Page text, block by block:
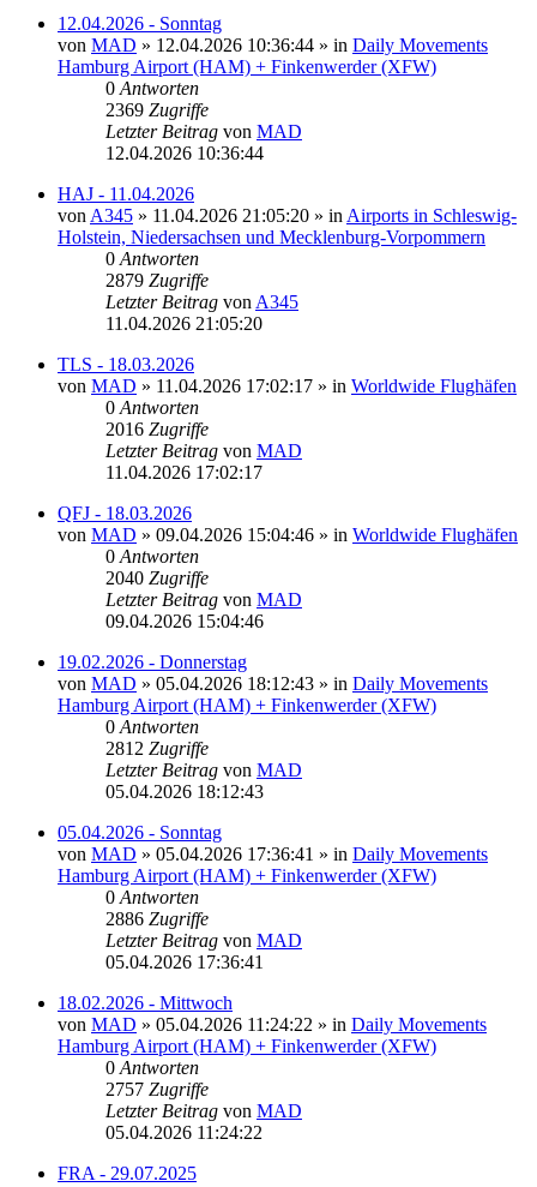
12.04.2026 - Sonntag
von MAD » 12.04.2026 10:36:44 » in Daily Movements
Hamburg Airport (HAM) + Finkenwerder (XFW)
0 Antworten
2369 Zugriffe
Letzter Beitrag von MAD
12.04.2026 10:36:44
HAJ - 11.04.2026
von A345 » 11.04.2026 21:05:20 » in Airports in Schleswig-
Holstein, Niedersachsen und Mecklenburg-Vorpommern
0 Antworten
2879 Zugriffe
Letzter Beitrag von A345
11.04.2026 21:05:20
TLS - 18.03.2026
von MAD » 11.04.2026 17:02:17 » in Worldwide Flughäfen
0 Antworten
2016 Zugriffe
Letzter Beitrag von MAD
11.04.2026 17:02:17
QFJ - 18.03.2026
von MAD » 09.04.2026 15:04:46 » in Worldwide Flughäfen
0 Antworten
2040 Zugriffe
Letzter Beitrag von MAD
09.04.2026 15:04:46
19.02.2026 - Donnerstag
von MAD » 05.04.2026 18:12:43 » in Daily Movements
Hamburg Airport (HAM) + Finkenwerder (XFW)
0 Antworten
2812 Zugriffe
Letzter Beitrag von MAD
05.04.2026 18:12:43
05.04.2026 - Sonntag
von MAD » 05.04.2026 17:36:41 » in Daily Movements
Hamburg Airport (HAM) + Finkenwerder (XFW)
0 Antworten
2886 Zugriffe
Letzter Beitrag von MAD
05.04.2026 17:36:41
18.02.2026 - Mittwoch
von MAD » 05.04.2026 11:24:22 » in Daily Movements
Hamburg Airport (HAM) + Finkenwerder (XFW)
0 Antworten
2757 Zugriffe
Letzter Beitrag von MAD
05.04.2026 11:24:22
FRA - 29.07.2025